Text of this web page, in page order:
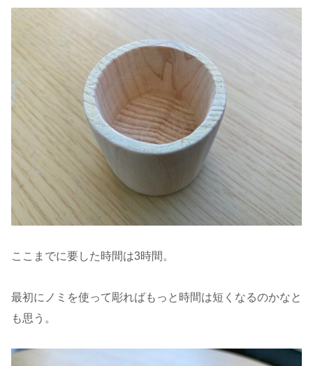
ここまでに要した時間は3時間。
最初にノミを使って彫ればもっと時間は短くなるのかなと
も思う。